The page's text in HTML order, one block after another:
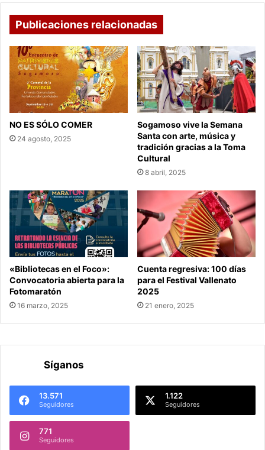
Publicaciones relacionadas
NO ES SÓLO COMER
24 agosto, 2025
Sogamoso vive la Semana
Santa con arte, música y
tradición gracias a la Toma
Cultural
8 abril, 2025
«Bibliotecas en el Foco»:
Convocatoria abierta para la
Fotomaratón
16 marzo, 2025
Cuenta regresiva: 100 días
para el Festival Vallenato
2025
21 enero, 2025
Síganos
13.571
Seguidores
1.122
Seguidores
771
Seguidores